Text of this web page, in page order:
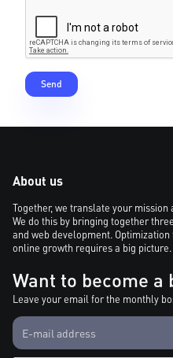
About us
Together, we translate your
We do this by bringing together
and web development.
online growth requires a big picture.
Want to become a
Leave your email for the monthly